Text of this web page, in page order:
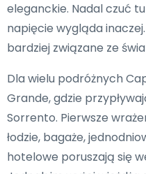
eleganckie. Nadal czuć
napięcie wygląda
bardziej związane ze
Dla wielu podróżnych
Grande, gdzie
Sorrento. Pierwsze
łodzie, bagaże,
hotelowe poruszają się